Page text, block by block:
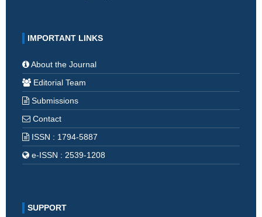
IMPORTANT LINKS
About the Journal
Editorial Team
Submissions
Contact
ISSN : 1794-5887
e-ISSN : 2539-1208
SUPPORT